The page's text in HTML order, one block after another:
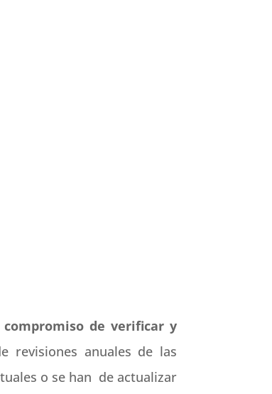
compromiso de verificar y
revisiones anuales de las
o se han de actualizar